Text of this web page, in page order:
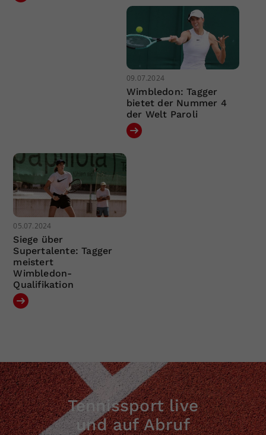
09.07.2024
Wimbledon: Tagger
bietet der Nummer 4
der Welt Paroli
05.07.2024
Siege über
Supertalente: Tagger
meistert
Wimbledon-
Qualifikation
Tennissport live
und auf Abruf